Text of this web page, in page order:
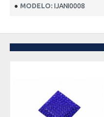
MODELO: IJANI0008